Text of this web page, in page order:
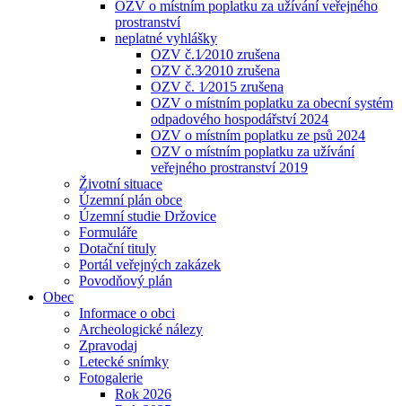
OZV o místním poplatku za užívání veřejného
prostranství
neplatné vyhlášky
OZV č.1⁄2010 zrušena
OZV č.3⁄2010 zrušena
OZV č. 1⁄2015 zrušena
OZV o místním poplatku za obecní systém
odpadového hospodářství 2024
OZV o místním poplatku ze psů 2024
OZV o místním poplatku za užívání
veřejného prostranství 2019
Životní situace
Územní plán obce
Územní studie Držovice
Formuláře
Dotační tituly
Portál veřejných zakázek
Povodňový plán
Obec
Informace o obci
Archeologické nálezy
Zpravodaj
Letecké snímky
Fotogalerie
Rok 2026